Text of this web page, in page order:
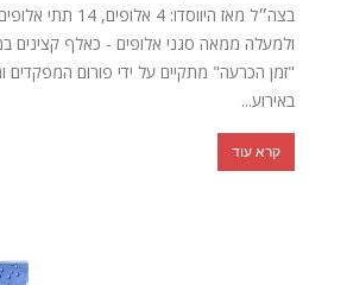
ולמעלה ממאה סגני אלופים - כאלף קצינים
"זמן הכרעה" מתקיים על ידי פורום המפקדים
באירוע...
קרא עוד